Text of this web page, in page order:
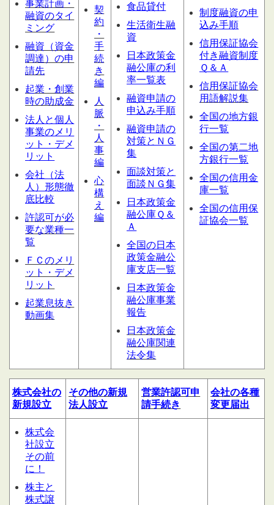
事業計画・
融資のタイ
ミング
融資（資金
調達）の申
請先
起業・創業
時の助成金
法人と個人
事業のメリ
ット・デメ
リット
会社（法
人）形態徹
底比較
許認可が必
要な業種一
覧
ＦＣのメリ
ット・デメ
リット
起業息抜き
動画集
契
約
・
手
続
き
編
人
脈
・
人
事
編
心
構
え
編
食品貸付
生活衛生融
資
日本政策金
融公庫の利
率一覧表
融資申請の
申込み手順
融資申請の
対策とＮＧ
集
面談対策と
面談ＮＧ集
日本政策金
融公庫Ｑ＆
Ａ
全国の日本
政策金融公
庫支店一覧
日本政策金
融公庫事業
報告
日本政策金
融公庫関連
法令集
制度融資の申
込み手順
信用保証協会
付き融資制度
Ｑ＆Ａ
信用保証協会
用語解説集
全国の地方銀
行一覧
全国の第二地
方銀行一覧
全国の信用金
庫一覧
全国の信用保
証協会一覧
株式会社の
新規設立
その他の新規
法人設立
営業許認可申
請手続き
会社の各種
変更届出
株式会
社設立
その前
に！
株主と
株式譲